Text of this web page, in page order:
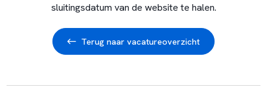
sluitingsdatum van de website te halen.
Terug naar vacatureoverzicht